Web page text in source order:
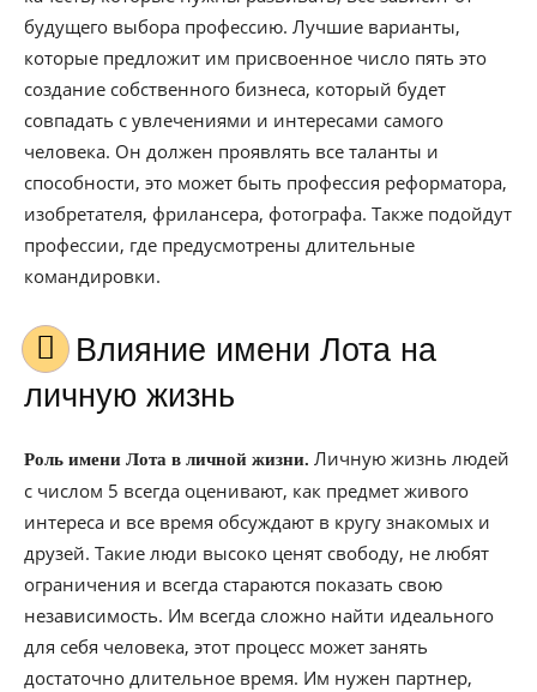
будущего выбора профессию. Лучшие варианты,
которые предложит им присвоенное число пять это
создание собственного бизнеса, который будет
совпадать с увлечениями и интересами самого
человека. Он должен проявлять все таланты и
способности, это может быть профессия реформатора,
изобретателя, фрилансера, фотографа. Также подойдут
профессии, где предусмотрены длительные
командировки.
Влияние имени Лота на
личную жизнь
Роль имени Лота в личной жизни. Личную жизнь людей
с числом 5 всегда оценивают, как предмет живого
интереса и все время обсуждают в кругу знакомых и
друзей. Такие люди высоко ценят свободу, не любят
ограничения и всегда стараются показать свою
независимость. Им всегда сложно найти идеального
для себя человека, этот процесс может занять
достаточно длительное время. Им нужен партнер,